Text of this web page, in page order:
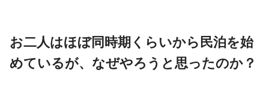
お二人はほぼ同時期くらいから民泊を始
めているが、なぜやろうと思ったのか？